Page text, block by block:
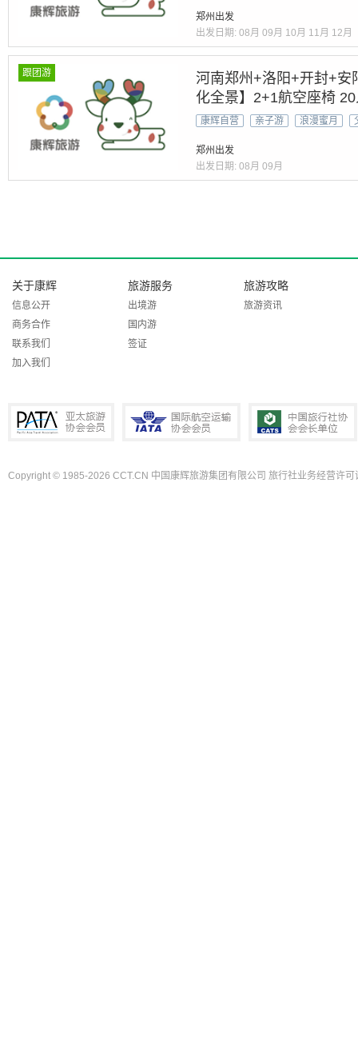
郑州出发
出发日期: 08月 09月 10月 11月 12月
跟团游
河南郑州+洛阳+开封+安
化全景】2+1航空座椅
房豫菜』【全景河南&世
康辉自营 亲子游 浪漫蜜月
郑州出发
出发日期: 08月 09月
关于康辉
信息公开
商务合作
联系我们
加入我们
旅游服务
出境游
国内游
签证
旅游攻略
旅游资讯
Copyright © 1985-2026 CCT.CN 中国康辉旅游集团有限公司 旅行社业务经营许